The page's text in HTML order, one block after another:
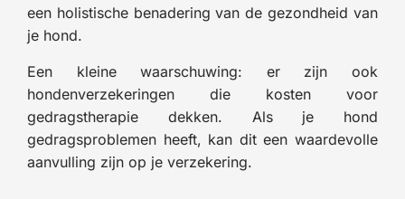
een holistische benadering van de gezondheid van
je hond.
Een kleine waarschuwing: er zijn ook
hondenverzekeringen die kosten voor
gedragstherapie dekken. Als je hond
gedragsproblemen heeft, kan dit een waardevolle
aanvulling zijn op je verzekering.